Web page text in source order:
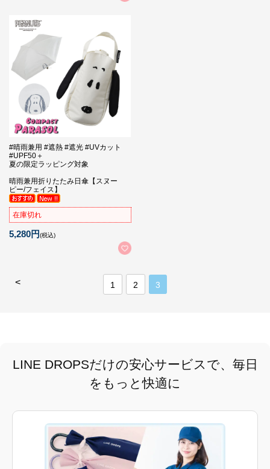
#晴雨兼用 #遮熱 #遮光 #UVカット
#UPF50＋
夏の限定ラッピング対象
晴雨兼用折りたたみ日傘【スヌー
ピー/フェイス】
在庫切れ
5,280円(税込)
< 1 2 3
LINE DROPSだけの安心サービスで、毎日
をもっと快適に